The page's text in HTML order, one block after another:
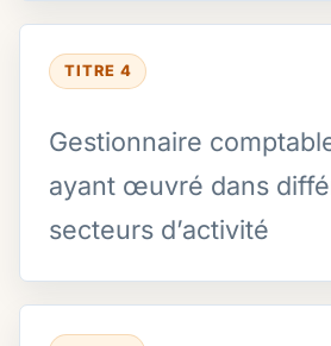
TITRE 4
Gestionnaire
ayant œuvré dans
secteurs d’activité